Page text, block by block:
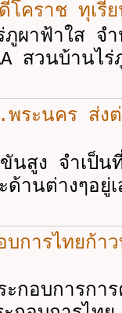
โคราช ทุเรี
ภูผาฟ้าใส
สวนบ้านไ
ระนคร ส่งต่
นสูง จำเป็
านต่างๆอยู่
บการไทยก้า
กอบการกา